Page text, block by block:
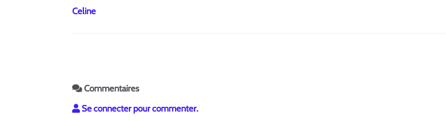
Celine
Commentaires
Se connecter pour commenter.